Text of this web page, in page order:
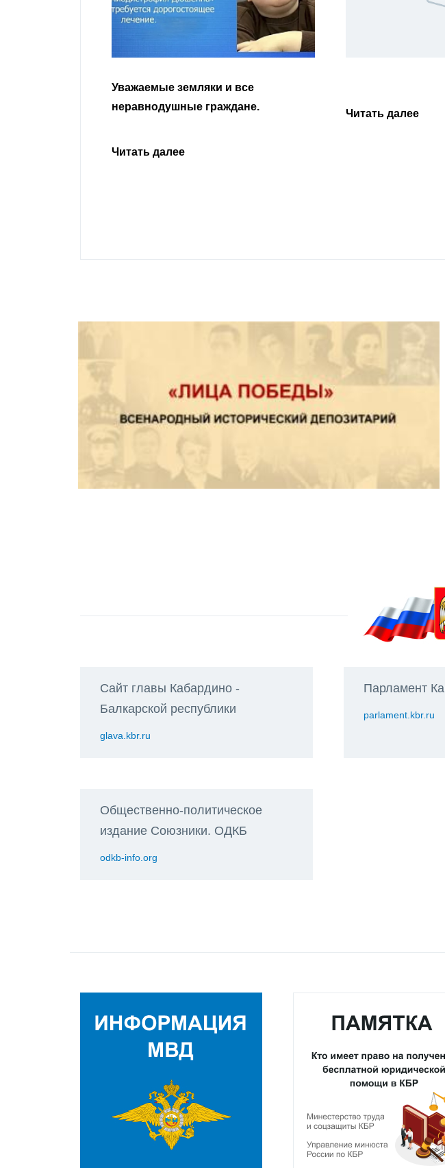
Уважаемые земляки и все
неравнодушные граждане.
Читать далее
Читать далее
Сайт главы Кабардино -
Балкарской республики
glava.kbr.ru
Парламент
parlament.kbr.ru
Общественно-политическое
издание Союзники. ОДКБ
odkb-info.org